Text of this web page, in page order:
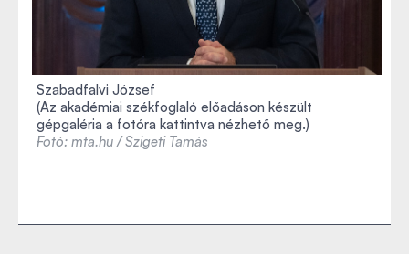
Szabadfalvi József
(Az akadémiai székfoglaló előadáson készült
gépgaléria a fotóra kattintva nézhető meg.)
Fotó: mta.hu / Szigeti Tamás